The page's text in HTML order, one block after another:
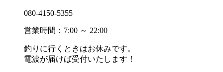
080-4150-5355
営業時間：7:00 ～ 22:00
釣りに行くときはお休みです。
電波が届けば受付いたします！